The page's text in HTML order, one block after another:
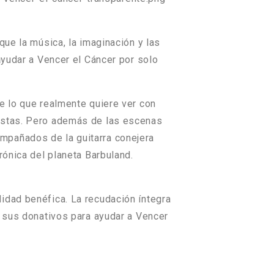
la música, la imaginación y las
a Vencer el Cáncer por solo
lo que realmente quiere ver con
Pero además de las escenas
de la guitarra conejera
del planeta Barbuland.
benéfica. La recudación íntegra
donativos para ayudar a Vencer